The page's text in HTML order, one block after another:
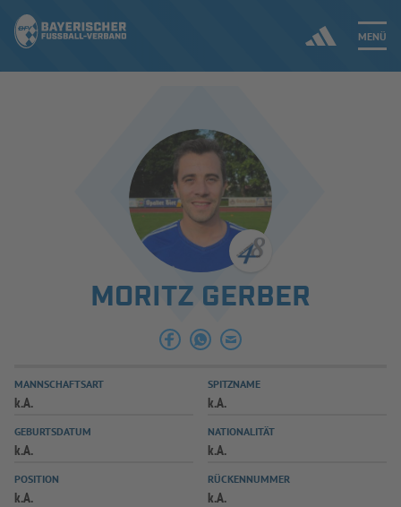
MENÜ
ERGEBNISSE & WETTBEWERBE
SPIELBETRIEB & VERBANDSLEBEN
AUSBILDUNG & FÖRDERUNG
SPIELPLUS
MORITZ GERBER
MANNSCHAFTSART
k.A.
SPITZNAME
k.A.
GEBURTSDATUM
k.A.
NATIONALITÄT
k.A.
POSITION
k.A.
RÜCKENNUMMER
k.A.